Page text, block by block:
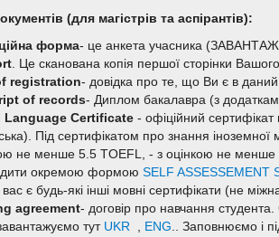
(для магістрів та аспірантів):
форма- це анкета учасника
. Це сканована копія першої сторінки
registration- довідка про те, що Ви є в даний
of records- Диплом бакалавра (з
Language Certificate - офіційний
Під сертифікатом про знання
не менше 5.5 TOEFL, - з оцінкою не
окремою формоюSELF ASSESSEMENT
є будь-які інші мовні сертифікати (не
agreement- договір про навчання студента.
тут UKR , ENG.. Заповнюємо і